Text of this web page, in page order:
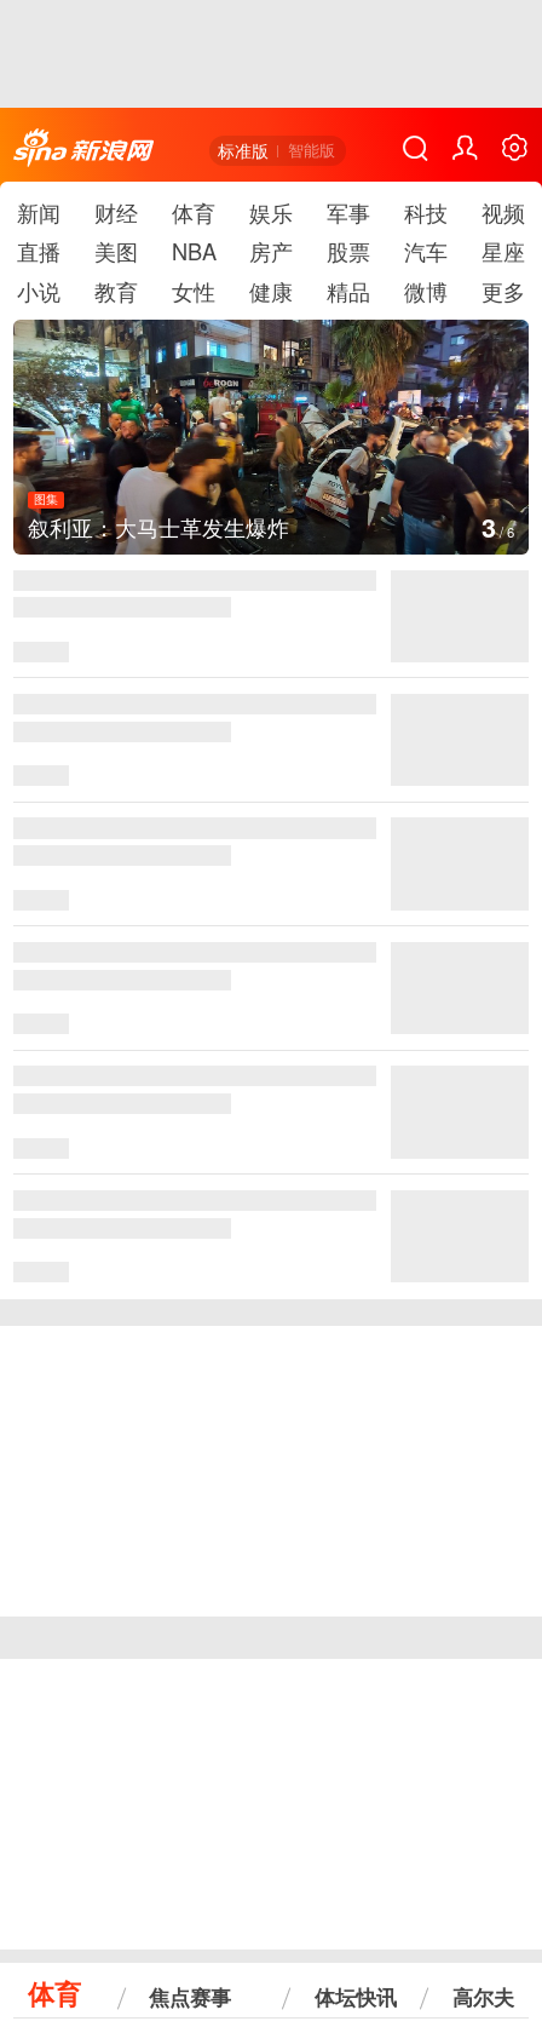
标准版 智能版
新闻 财经 体育 娱乐 军事 科技
视频
直播
美图 NBA 房产 股票 汽车
星座
小说
教育 女性 健康 精品 微博 更多
图集
叙利亚：大马士革发生爆炸 3/6
体育 焦点赛事 体坛快讯 高尔夫